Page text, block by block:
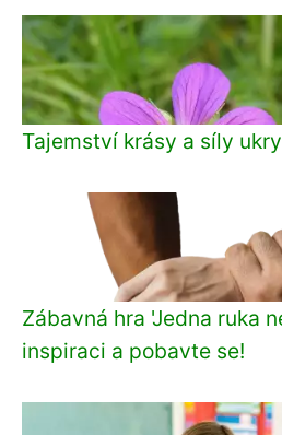
Tajemství krásy a síly
Zábavná hra 'Jedna ruka
inspiraci a pobavte se!